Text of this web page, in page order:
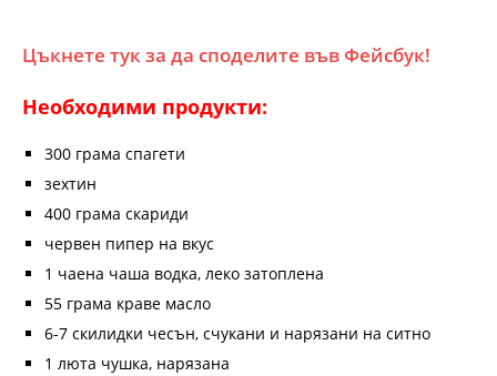
Цъкнете тук за да споделите във Фейсбук!
Необходими продукти:
300 грама спагети
зехтин
400 грама скариди
червен пипер на вкус
1 чаена чаша водка, леко затоплена
55 грама краве масло
6-7 скилидки чесън, счукани и нарязани на ситно
1 люта чушка, нарязана